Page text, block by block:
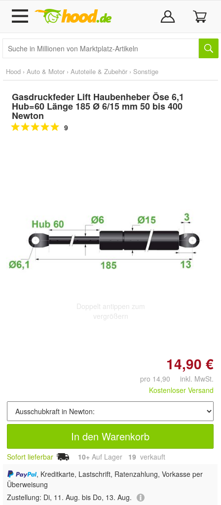
Hood › Auto & Motor › Autoteile & Zubehör › Sonstige
Gasdruckfeder Lift Haubenheber Öse 6,1
Hub=60 Länge 185 Ø 6/15 mm 50 bis 400
Newton
9
Doppelt antippen zum
vergrößern
14,90 €
pro 14,90 inkl. MwSt.
Kostenloser Versand
In den Warenkorb
Sofort lieferbar 10+ Auf Lager 19 verkauft
, Kreditkarte, Lastschrift, Ratenzahlung, Vorkasse per
Überweisung
Zustellung: Di, 11. Aug. bis Do, 13. Aug.